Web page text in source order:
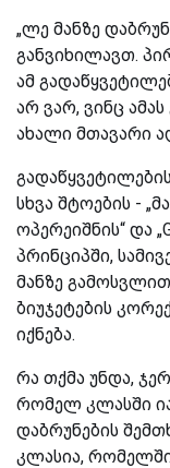
„ლე მანზე
განვიხილავთ.
ამ
არ ვარ, ვინც
ახალი მთავარი
სხვა შტოების -
ოპერეიშნის“ და
პრინციპში,
მანზე
ბიუჯეტების
იქნება.
რა თქმა უნდა,
რომელ კლასში
დაბრუნების
კლასია,